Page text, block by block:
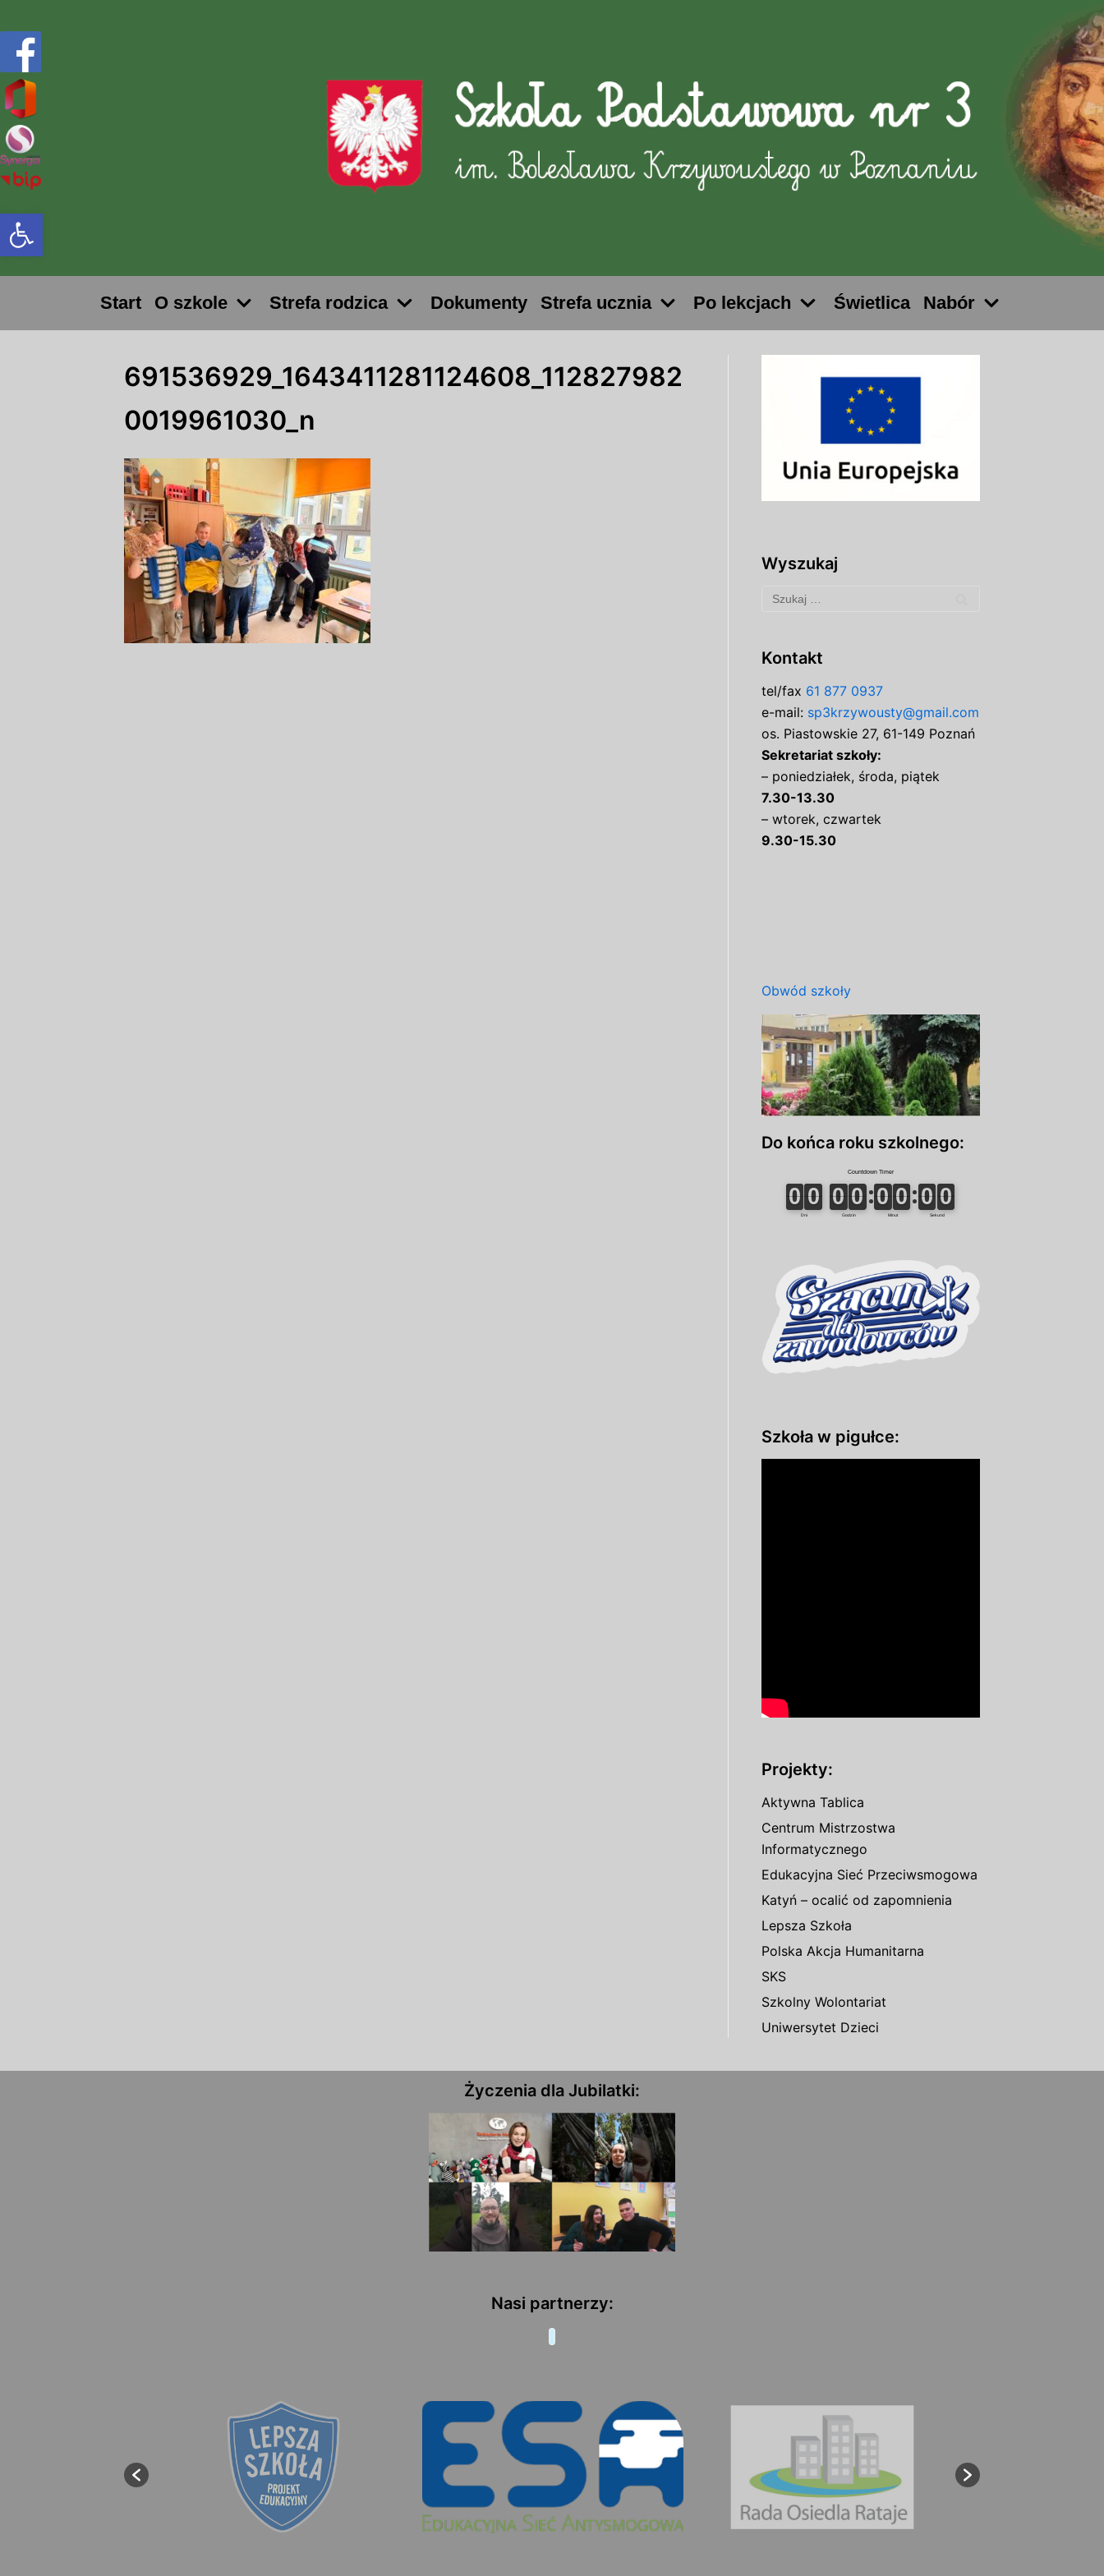
Otwórz pasek narzędzi
Przejdź
treści
Start O szkole Strefa rodzica Dokumenty Strefa ucznia Po lekcjach Świetlica Nabór
691536929_1643411281124608_112827982
0019961030_n
Wyszukaj
Kontakt
tel/fax 61 877 0937
e-mail: sp3krzywousty@gmail.com
os. Piastowskie 27, 61-149 Poznań
Sekretariat szkoły:
– poniedziałek, środa, piątek
7.30-13.30
– wtorek, czwartek
9.30-15.30
Obwód szkoły
Do końca roku szkolnego:
Szkoła w pigułce:
Projekty:
Aktywna Tablica
Centrum Mistrzostwa
Informatycznego
Edukacyjna Sieć Przeciwsmogowa
Katyń – ocalić od zapomnienia
Lepsza Szkoła
Polska Akcja Humanitarna
SKS
Szkolny Wolontariat
Uniwersytet Dzieci
Życzenia dla Jubilatki:
Nasi partnerzy: